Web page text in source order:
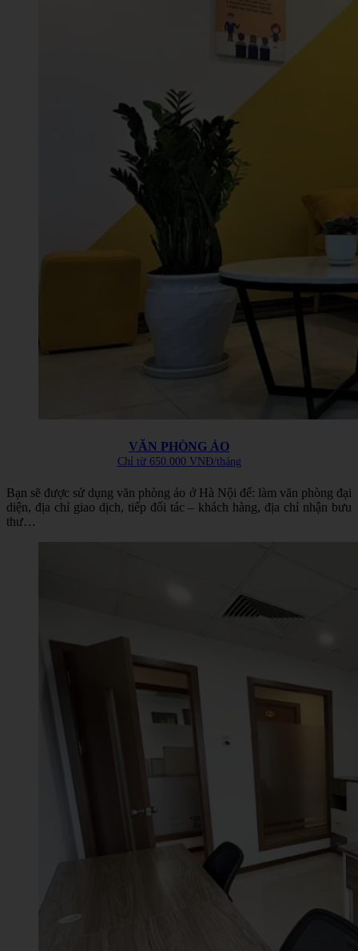
VĂN PHÒNG ẢO
Chỉ từ 650.000 VNĐ/tháng
Bạn sẽ được sử dụngvăn phòng ảo ở Hà Nội để: làm văn phòng đại
diện, địa chỉ giao dịch, tiếp đối tác – khách hàng, địa chỉ nhận bưu
thư…